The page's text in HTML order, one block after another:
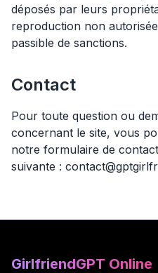
déposés par leurs
reproduction non
passible de sanctions.
Contact
Pour toute question ou
concernant le site, vous
notre formulaire de
suivante :
GirlfriendGPT Online